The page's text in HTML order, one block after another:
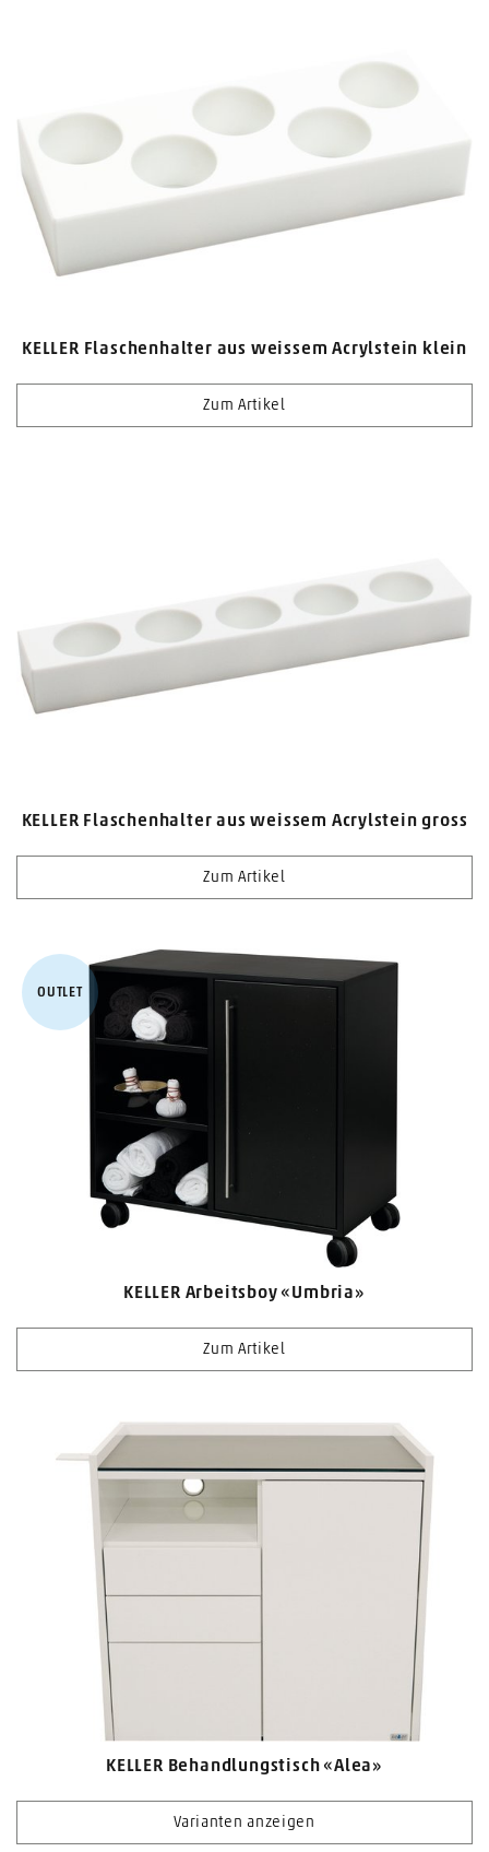
KELLER Flaschenhalter aus weissem Acrylstein klein
Zum Artikel
KELLER Flaschenhalter aus weissem Acrylstein gross
Zum Artikel
KELLER Arbeitsboy «Umbria»
Zum Artikel
OUTLET
KELLER Behandlungstisch «Alea»
Varianten anzeigen